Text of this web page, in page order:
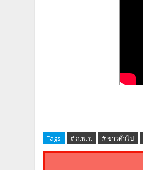
Tags # ก.พ.ร. # ข่าวทั่วไป